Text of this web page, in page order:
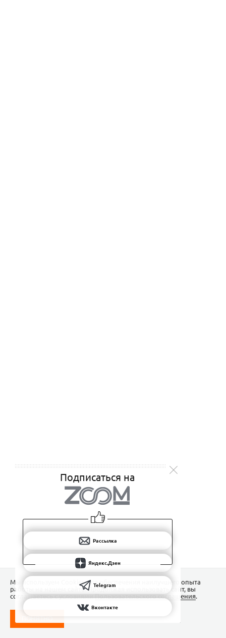
Подписаться на
Рассылка
Яндекс.Дзен
Telegram
Вконтакте
Мы используем Сookies для обеспечения наилучшего опыта
работы на нашем сайте. Продолжая использовать сайт, вы
соглашаетесь с условиямиПользовательского соглашения.
ПОНЯТНО